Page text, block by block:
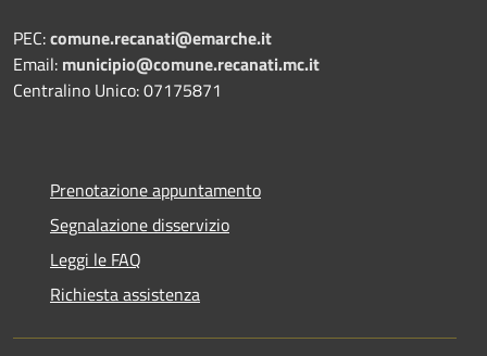
PEC:comune.recanati@emarche.it
Email: municipio@comune.recanati.mc.it
Centralino Unico: 07175871
Prenotazione appuntamento
Segnalazione disservizio
Leggi le FAQ
Richiesta assistenza